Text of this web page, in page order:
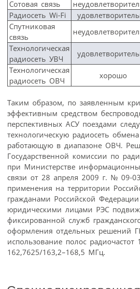
Сотовая связь
Радиосеть Wi-Fi
Спутниковая
связь
Технологическая
радиосеть УВЧ
Технологическая
радиосеть ОВЧ
хорошо
Таким образом, по заявленным
эффективным средством
перспективных АСУ поездами
технологическую радиосеть
работающую в диапазоне ОВЧ.
Государственной комиссии по
при Министерстве
связи от 28 апреля 2009 г. № 09-
применения на территории
гражданами Российской
юридическими лицами РЭС
фиксированной служб
оформления отдельных решений
использование полос радиочастот
162,7625/163,2–168,5 МГц.